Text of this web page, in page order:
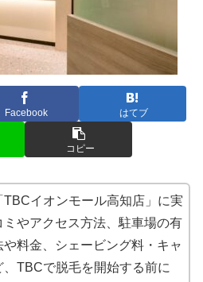
Facebook はてブ
コピー
TBCイオンモール高知店」に実
ミやアクセス方法、駐車場の有
料金、シェービング料・キャ
、TBCで脱毛を開始する前に